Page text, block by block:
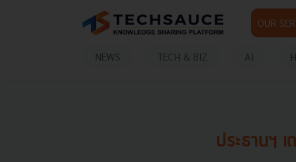
OUR
NEWS TECH & BIZ AI
ประธานฯ